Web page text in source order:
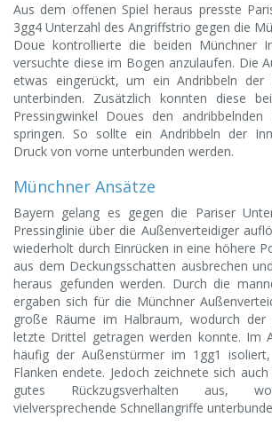
Aus dem offenen Spiel heraus presste
3gg4 Unterzahl des Angriffstrio gegen die
Doue kontrollierte die beiden Münchner
versuchte diese im Bogen anzulaufen. Die
etwas eingerückt, um ein Andribbeln der
unterbinden. Zusätzlich konnten diese
Pressingwinkel Doues den andribbelnden
springen. So sollte ein Andribbeln der
Druck von vorne unterbunden werden.
Münchner Ansätze
Bayern gelang es gegen die Pariser
Pressinglinie über die Außenverteidiger
wiederholt durch Einrücken in eine höhere
aus dem Deckungsschatten ausbrechen
heraus gefunden werden. Durch die
ergaben sich für die Münchner
große Räume im Halbraum, wodurch der
letzte Drittel getragen werden konnte. Im
häufig der Außenstürmer im 1gg1
Flanken endete. Jedoch zeichnete sich
gutes Rückzugsverhalten aus,
vielversprechende Schnellangriffe